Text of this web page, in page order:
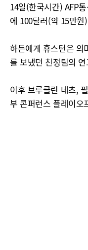
14일(한국시간) AFP
에 100달러(약 15만
하든에게 휴스턴은 의
를 보냈던 친정팀의
이후 브루클린 네츠,
부 콘퍼런스 플레이오